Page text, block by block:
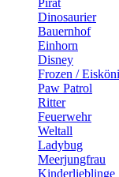
Pirat
Dinosaurier
Bauernhof
Einhorn
Disney
Frozen /
Paw Patrol
Ritter
Feuerwehr
Weltall
Ladybug
Meerjungfrau
Kinderlieblinge